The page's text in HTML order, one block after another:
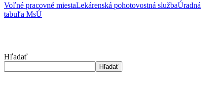
Voľné pracovné miestaLekárenská pohotovostná službaÚradná
tabuľa MsÚ
Hľadať
Hľadať